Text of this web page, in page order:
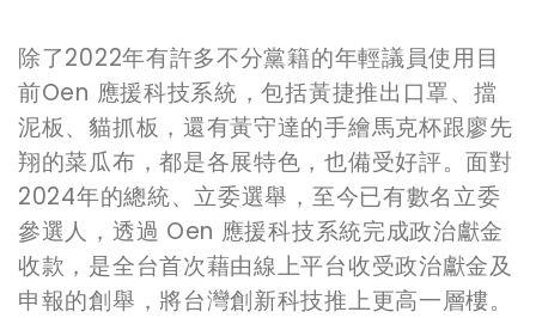
除了2022年有許多不分黨籍的年輕議員使用目
前Oen 應援科技系統，包括黃捷推出口罩、擋
泥板、貓抓板，還有黃守達的手繪馬克杯跟廖先
翔的菜瓜布，都是各展特色，也備受好評。面對
2024年的總統、立委選舉，至今已有數名立委
參選人， 透過 Oen 應援科技系統完成政治獻金
收款， 是全台首次藉由線上平台收受政治獻金及
申報的創舉，將台灣創新科技推上更高一層樓。